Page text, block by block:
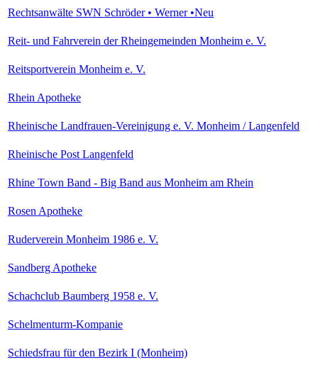
Rechtsanwälte SWN Schröder • Werner •Neu
Reit- und Fahrverein der Rheingemeinden Monheim e. V.
Reitsportverein Monheim e. V.
Rhein Apotheke
Rheinische Landfrauen-Vereinigung e. V. Monheim / Langenfeld
Rheinische Post Langenfeld
Rhine Town Band - Big Band aus Monheim am Rhein
Rosen Apotheke
Ruderverein Monheim 1986 e. V.
Sandberg Apotheke
Schachclub Baumberg 1958 e. V.
Schelmenturm-Kompanie
Schiedsfrau für den Bezirk I (Monheim)